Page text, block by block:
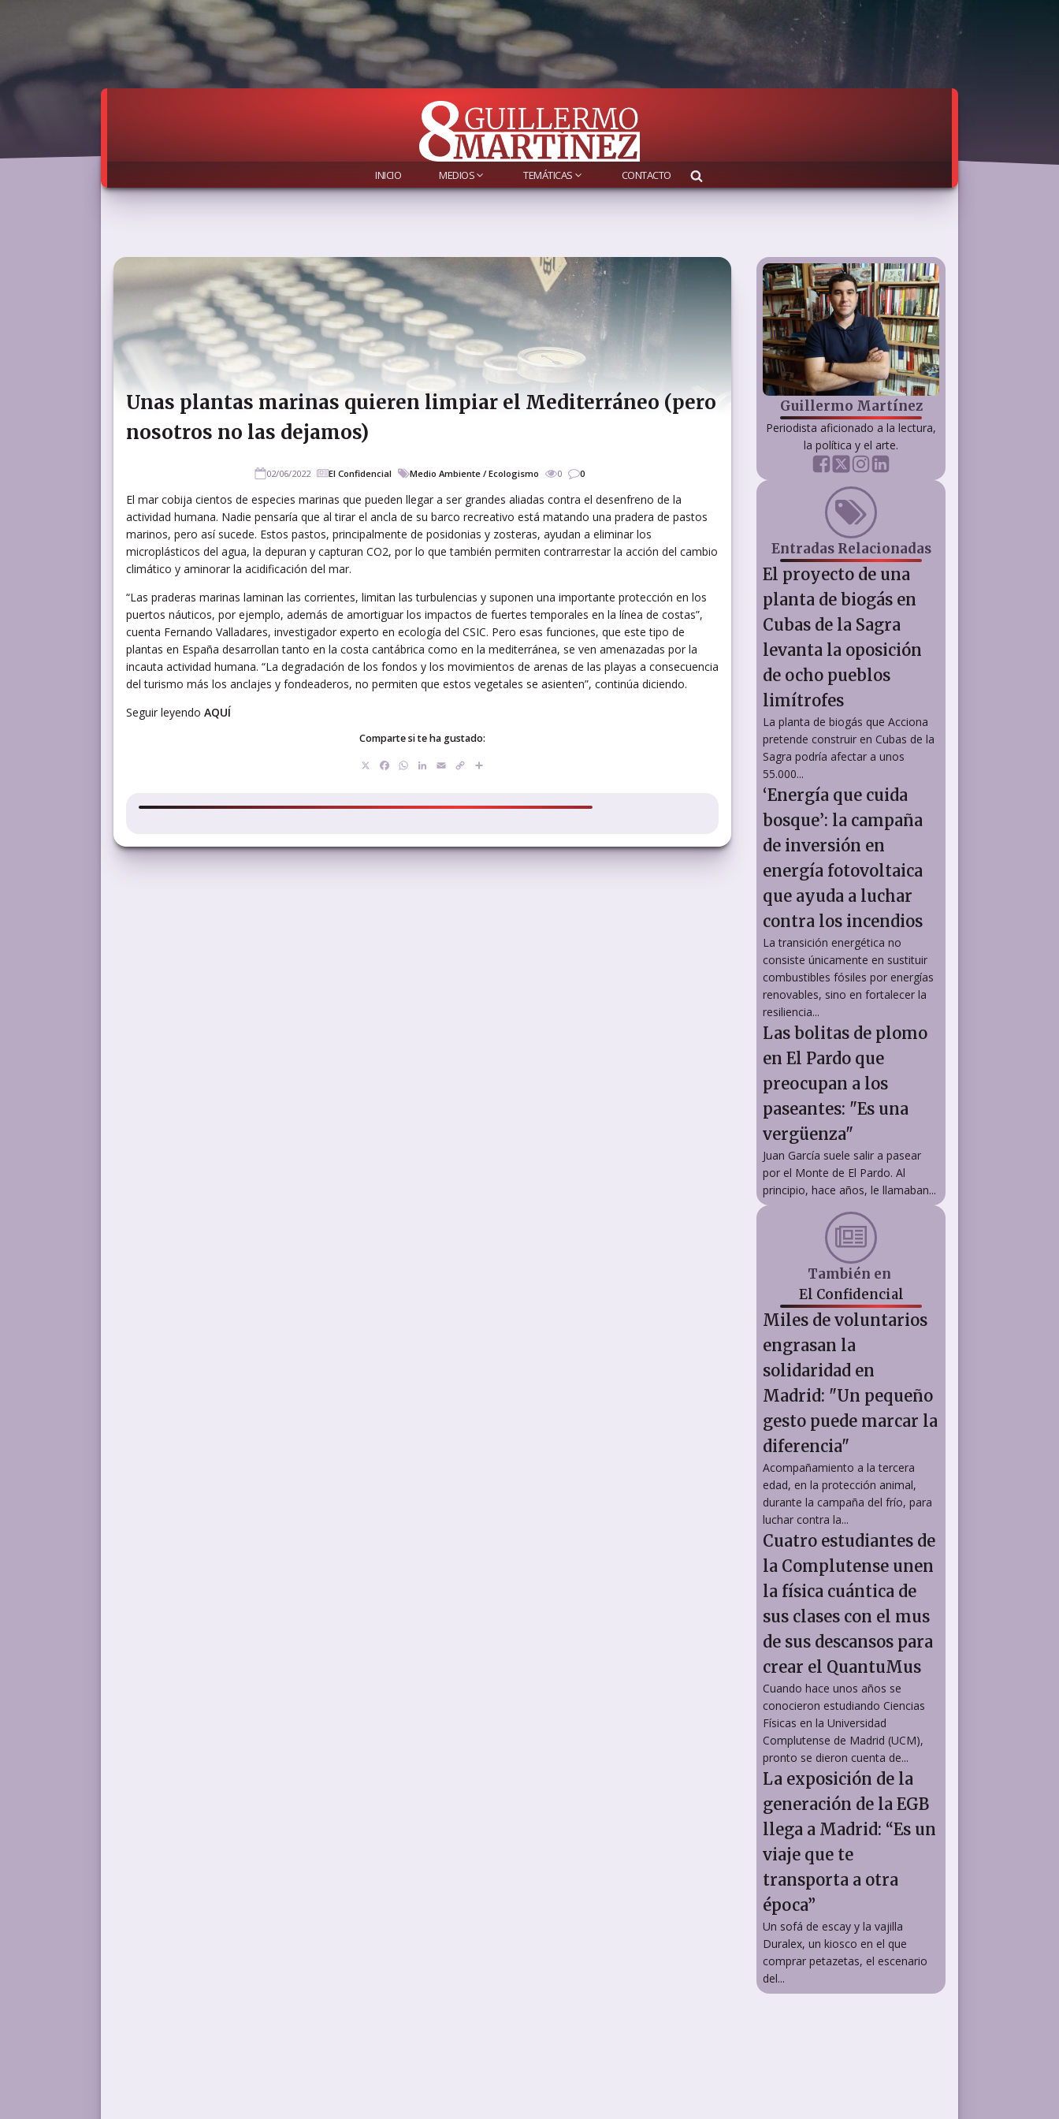
INICIO MEDIOS TEMÁTICAS CONTACTO
Unas plantas marinas quieren limpiar el Mediterráneo (pero
nosotros no las dejamos)
02/06/2022 El Confidencial Medio Ambiente / Ecologismo 0 0
El mar cobija cientos de especies marinas que pueden llegar a ser grandes aliadas contra el desenfreno de la
actividad humana. Nadie pensaría que al tirar el ancla de su barco recreativo está matando una pradera de pastos
marinos, pero así sucede. Estos pastos, principalmente de posidonias y zosteras, ayudan a eliminar los
microplásticos del agua, la depuran y capturan CO2, por lo que también permiten contrarrestar la acción del cambio
climático y aminorar la acidificación del mar.
“Las praderas marinas laminan las corrientes, limitan las turbulencias y suponen una importante protección en los
puertos náuticos, por ejemplo, además de amortiguar los impactos de fuertes temporales en la línea de costas”,
cuenta Fernando Valladares, investigador experto en ecología del CSIC. Pero esas funciones, que este tipo de
plantas en España desarrollan tanto en la costa cantábrica como en la mediterránea, se ven amenazadas por la
incauta actividad humana. “La degradación de los fondos y los movimientos de arenas de las playas a consecuencia
del turismo más los anclajes y fondeaderos, no permiten que estos vegetales se asienten”, continúa diciendo.
Seguir leyendo AQUÍ
Comparte si te ha gustado:
Facebook
WhatsApp
LinkedIn
EmailCopy
Guillermo Martínez
Periodista aficionado a la lectura,
la política y el arte.
Entradas Relacionadas
El proyecto de una
planta de biogás en
Cubas de la Sagra
levanta la oposición
de ocho pueblos
limítrofes
La planta de biogás que Acciona
pretende construir en Cubas de la
Sagra podría afectar a unos
55.000...
‘Energía que cuida
bosque’: la campaña
de inversión en
energía fotovoltaica
que ayuda a luchar
contra los incendios
La transición energética no
consiste únicamente en sustituir
combustibles fósiles por energías
renovables, sino en fortalecer la
resiliencia...
Las bolitas de plomo
en El Pardo que
preocupan a los
paseantes: "Es una
vergüenza"
Juan García suele salir a pasear
por el Monte de El Pardo. Al
principio, hace años, le llamaban...
También en
El Confidencial
Miles de voluntarios
engrasan la
solidaridad en
Madrid: "Un pequeño
gesto puede marcar la
diferencia"
Acompañamiento a la tercera
edad, en la protección animal,
durante la campaña del frío, para
luchar contra la...
Cuatro estudiantes de
la Complutense unen
la física cuántica de
sus clases con el mus
de sus descansos para
crear el QuantuMus
Cuando hace unos años se
conocieron estudiando Ciencias
Físicas en la Universidad
Complutense de Madrid (UCM),
pronto se dieron cuenta de...
La exposición de la
generación de la EGB
llega a Madrid: “Es un
viaje que te
transporta a otra
época”
Un sofá de escay y la vajilla
Duralex, un kiosco en el que
comprar petazetas, el escenario
del...